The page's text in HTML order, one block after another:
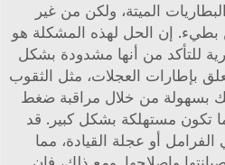
الميتة، ولكن من غير
إن الحل لهذه المشكلة هو
للتأكد من أنها مشدودة بشكل
بإطارات العجلات، مثل الثقوب
بسهولة من خلال مراقبة ضغط
تكون مستهلكة بشكل كبير. قد
أو عجلة القيادة، مما